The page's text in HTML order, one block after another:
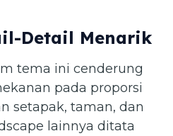
Detail Menarik
tema ini cenderung
pada proporsi
setapak, taman, dan
lainnya ditata